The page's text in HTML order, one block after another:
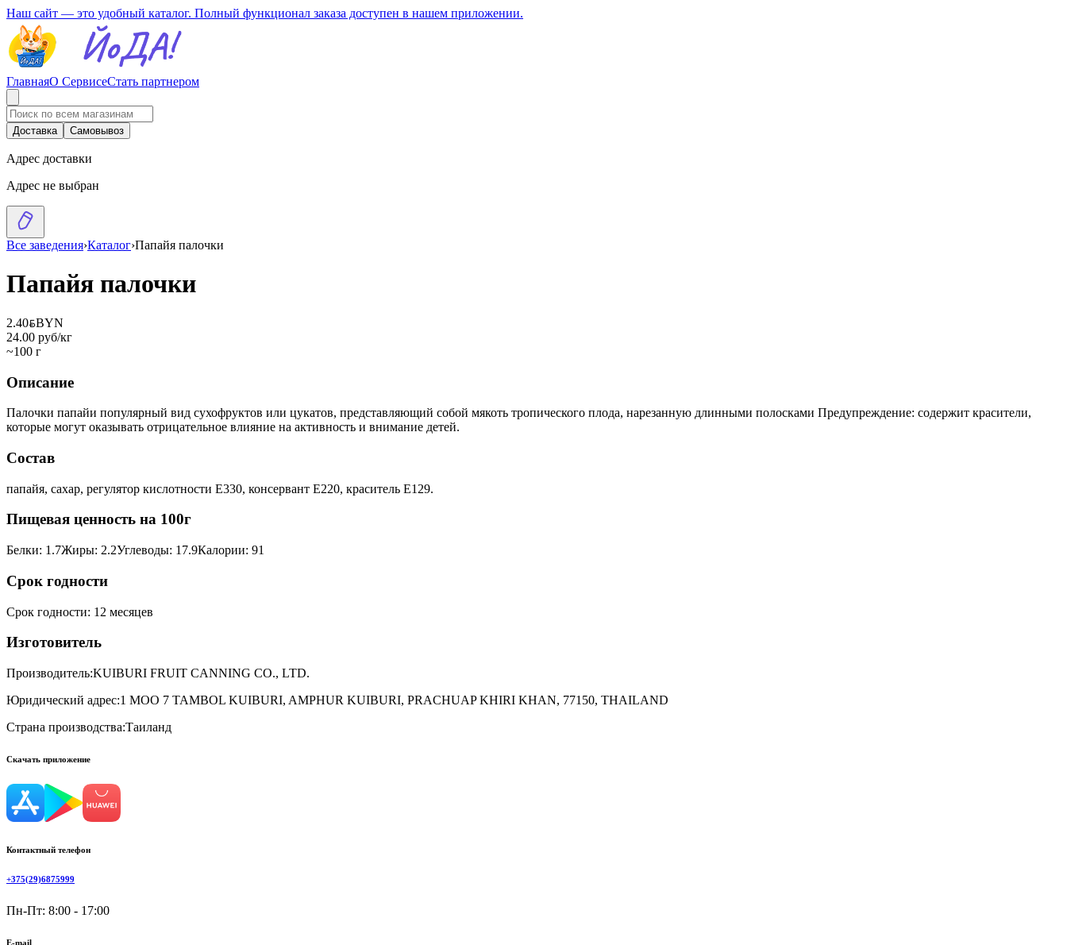
Наш сайт — это удобный каталог. Полный функционал заказа доступен в нашем приложении.
ГлавнаяО СервисеСтать партнером
Доставка Самовывоз
Адрес доставки
Адрес не выбран
Все заведения›Каталог›Папайя палочки
Папайя палочки
2.40BYNBYN
24.00 руб/кг
~100 г
Описание
Палочки папайи популярный вид сухофруктов или цукатов, представляющий собой мякоть тропического плода, нарезанную длинными полосками Предупреждение: содержит красители,
которые могут оказывать отрицательное влияние на активность и внимание детей.
Состав
папайя, сахар, регулятор кислотности E330, консервант E220, краситель E129.
Пищевая ценность на 100г
Белки: 1.7Жиры: 2.2Углеводы: 17.9Калории: 91
Срок годности
Срок годности: 12 месяцев
Изготовитель
Производитель:KUIBURI FRUIT CANNING CO., LTD.
Юридический адрес:1 MOO 7 TAMBOL KUIBURI, AMPHUR KUIBURI, PRACHUAP KHIRI KHAN, 77150, THAILAND
Страна производства:Таиланд
Скачать приложение
Контактный телефон
+375(29)6875999
Пн-Пт: 8:00 - 17:00
E-mail